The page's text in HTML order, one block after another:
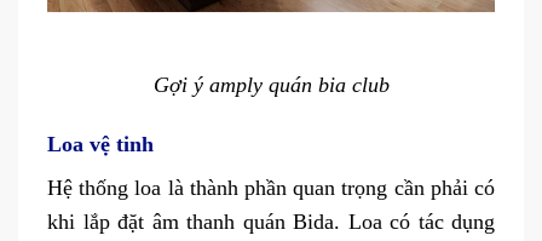
Gợi ý amply quán bia club
Loa vệ tinh
Hệ thống loa là thành phần quan trọng cần phải có
khi lắp đặt âm thanh quán Bida. Loa có tác dụng